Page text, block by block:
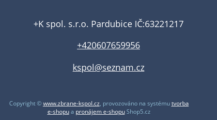
+K spol. s.r.o. Pardubice IČ:63221217
+420607659956
kspol@seznam.cz
Copyright ©www.zbrane-kspol.cz, provozováno na systémutvorba
e-shopua pronájem e-shopuShop5.cz